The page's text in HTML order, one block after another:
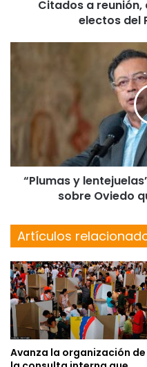
Citados a
electos del
“Plumas y
sobre Oviedo
Artículos
Avanza la organización de